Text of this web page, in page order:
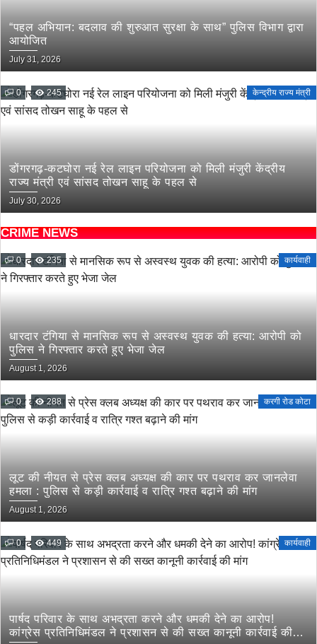
“पहल अभियान: बदलाव की शुरुआत सुरक्षा के साथ” पुलिस विभाग द्वारा
आयोजित
July 31, 2026
0 245 केन्द्रीय राज्य मंत्री
डोंगरगढ़-कटघोरा नई रेल लाइन परियोजना को मिली मंजुरी केंद्रीय
राज्य मंत्री एवं सांसद तोखन साहू के पहल से
July 30, 2026
CRIME NEWS
0 235 कार्यवाही
धारदार टंगिया से मानसिक रूप से अस्वस्थ युवक की हत्या: आरोपी को
पुलिस ने गिरफ्तार करते हुए भेजा जेल
August 1, 2026
0 288 करगी रोड कोटा
लूट की नीयत से प्रेस क्लब अध्यक्ष की कार पर पथराव कर जानलेवा
हमला : पुलिस से कड़ी कार्रवाई व रात्रि गश्त बढ़ाने की मांग
August 1, 2026
0 449 कार्यवाही
पार्षद परिवार के साथ अभद्रता करने और धमकी देने का आरोप!
कांग्रेस प्रतिनिधिमंडल ने प्रशासन से की सख्त कानूनी कार्रवाई की